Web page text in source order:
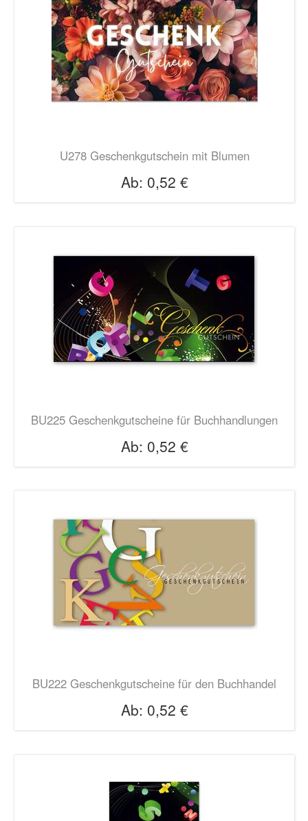
U278 Geschenkgutschein mit Blumen
Ab: 0,52 €
BU225 Geschenkgutscheine für Buchhandlungen
Ab: 0,52 €
BU222 Geschenkgutscheine für den Buchhandel
Ab: 0,52 €